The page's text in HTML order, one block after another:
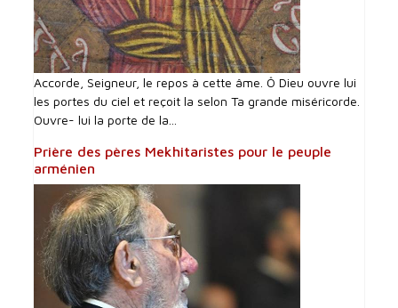
Accorde, Seigneur, le repos à cette âme. Ô Dieu ouvre lui
les portes du ciel et reçoit la selon Ta grande miséricorde.
Ouvre- lui la porte de la...
Prière des pères Mekhitaristes pour le peuple
arménien